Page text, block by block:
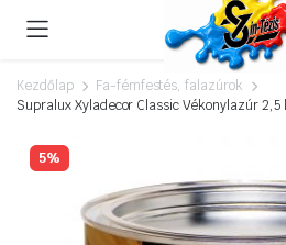
Kezdőlap
Fa-fémfestés, falazúrok
Supralux Xyladecor Classic Vékonylazúr
5%